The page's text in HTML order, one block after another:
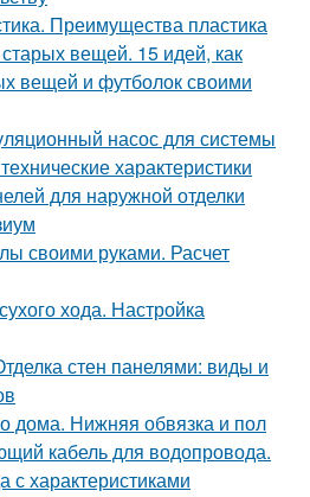
Преимущества пластика
вещей. 15 идей, как
вещей и футболок своими
насос для системы
характеристики
для наружной отделки
своими руками. Расчет
хода. Настройка
стен панелями: виды и
дома. Нижняя обвязка и пол
кабель для водопровода.
характеристиками